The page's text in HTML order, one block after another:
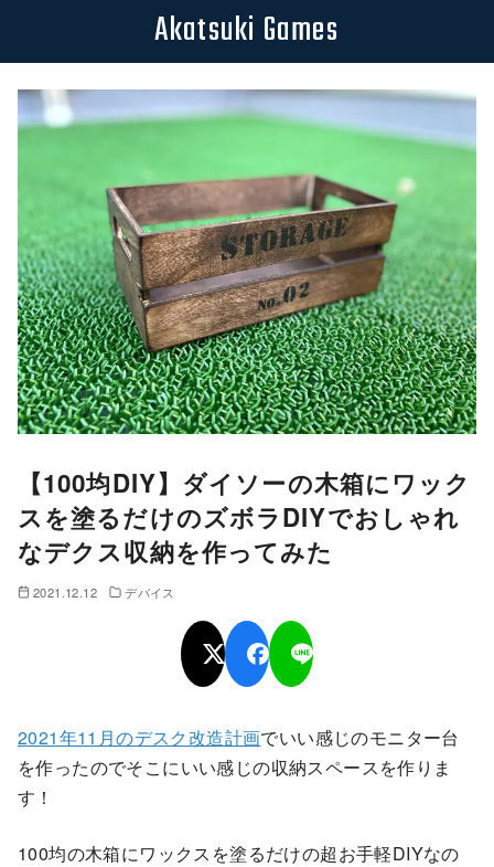
Akatsuki Games
【100均DIY】ダイソーの木箱にワック
スを塗るだけのズボラDIYでおしゃれ
なデクス収納を作ってみた
2021.12.12 デバイス
2021年11月のデスク改造計画でいい感じのモニター台
を作ったのでそこにいい感じの収納スペースを作りま
す！
100均の木箱にワックスを塗るだけの超お手軽DIYなの